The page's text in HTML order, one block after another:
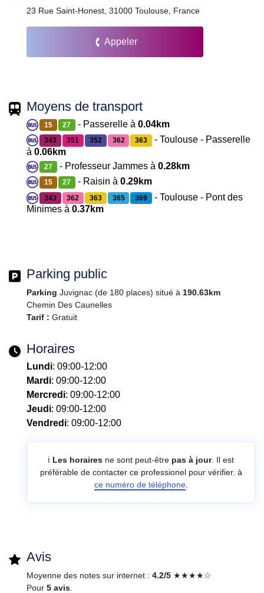
23 Rue Saint-Honest, 31000 Toulouse, France
Appeler
Moyens de transport
15 27 - Passerelle à0.04km
343 351 352 362 363
- Toulouse - Passerelle
à 0.06km
27 - Professeur Jammes à 0.28km
15 27 - Raisin à0.29km
343 362 363 365 369 - Toulouse - Pont des
Minimes à 0.37km
Parking public
Parking Juvignac (de 180 places) situé à 190.63km
Chemin Des Caunelles
Tarif : Gratuit
Horaires
Lundi: 09:00-12:00
Mardi: 09:00-12:00
Mercredi: 09:00-12:00
Jeudi: 09:00-12:00
Vendredi: 09:00-12:00
ℹ️ Les horaires ne sont peut-être pas à jour. Il est
préférable de contacter ce professionel pour vérifier. à
ce numéro de téléphone.
Avis
Moyenne des notes sur internet : 4.2/5 ★★★★☆
Pour 5 avis